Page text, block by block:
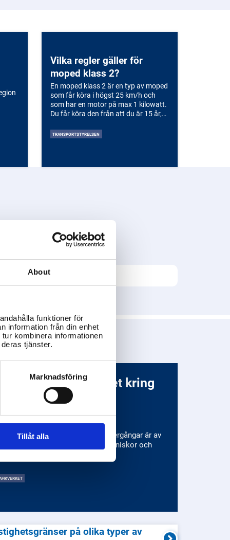
About
funktioner för
information från din enhet
kombinera informationen
tjänster.
Marknadsföring
Tillåt alla
Vilka regler gäller för
moped klass 2?
En moped klass 2 är en typ av moped
som får köra i högst 25 km/h och
som har en motor på max 1 kilowatt.
Du får köra den från att du är 15 år,
du inte har körkort. Mopeden ska
vara trafikförsäkrad och får köras på
oavsett ålder. Moped klass 2 ska inte
trafikreglerna och visa hänsyn till
gående och cyklister.
TRANSPORTSTYRELSEN
Vad gäller för säkerhet kring
järnvägsspår och vid
vid järnvägsspår och övergångar är av
vikt för att skydda både människor och
på olika typer av